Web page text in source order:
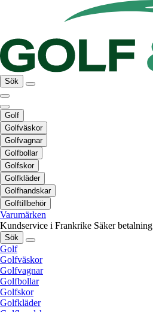
Sök
Golf
Golfväskor
Golfvagnar
Golfbollar
Golfskor
Golfkläder
Golfhandskar
Golftillbehör
Varumärken
Kundservice i Frankrike Säker betalning
Sök
Golf
Golfväskor
Golfvagnar
Golfbollar
Golfskor
Golfkläder